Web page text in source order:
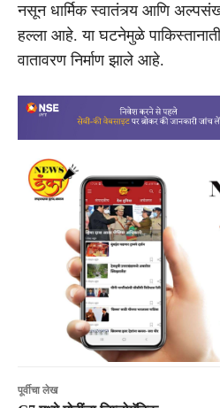
नसून धार्मिक स्वातंत्र्य आणि
हल्ला आहे. या घटनेमुळे
वातावरण निर्माण झाले आहे.
पूर्वीचा लेख